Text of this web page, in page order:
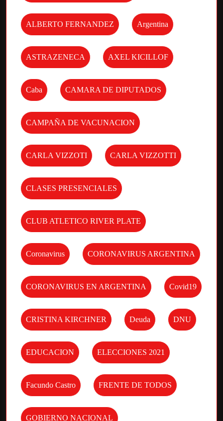
ALBERTO FERNANDEZ Argentina
ASTRAZENECA AXEL KICILLOF
Caba CAMARA DE DIPUTADOS
CAMPAÑA DE VACUNACION
CARLA VIZZOTI CARLA VIZZOTTI
CLASES PRESENCIALES
CLUB ATLETICO RIVER PLATE
Coronavirus CORONAVIRUS ARGENTINA
CORONAVIRUS EN ARGENTINA Covid19
CRISTINA KIRCHNER Deuda DNU
EDUCACION ELECCIONES 2021
Facundo Castro FRENTE DE TODOS
GOBIERNO NACIONAL